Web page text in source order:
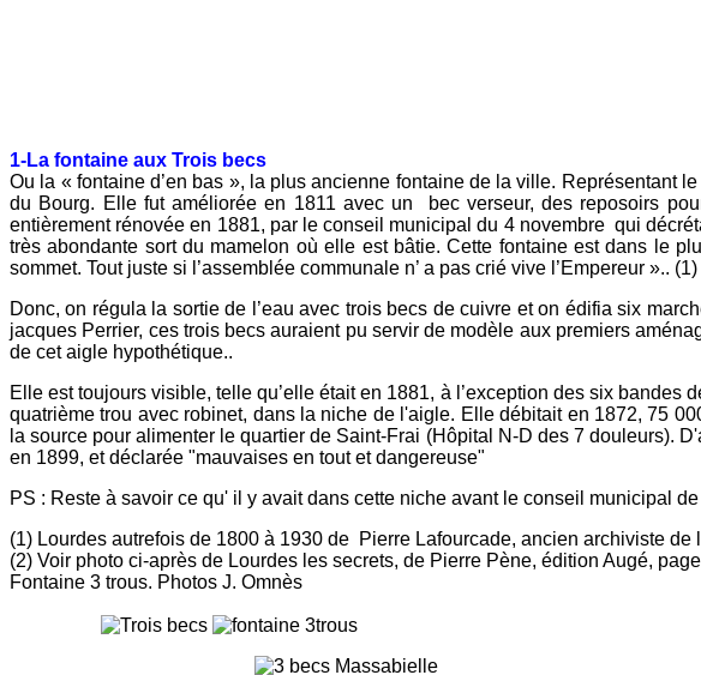
1-La fontaine aux Trois becs
Ou la « fontaine d’en bas », la plus ancienne fontaine de la ville. Représentant
du Bourg. Elle fut améliorée en 1811 avec un bec verseur, des reposoirs
entièrement rénovée en 1881, par le conseil municipal du 4 novembre qui
très abondante sort du mamelon où elle est bâtie. Cette fontaine est dans le
sommet. Tout juste si l’assemblée communale n’ a pas crié vive l’Empereur ».. (1)
Donc, on régula la sortie de l’eau avec trois becs de cuivre et on édifia six
jacques Perrier, ces trois becs auraient pu servir de modèle aux premiers
de cet aigle hypothétique..
Elle est toujours visible, telle qu’elle était en 1881, à l’exception des six
quatrième trou avec robinet, dans la niche de l'aigle. Elle débitait en 1872, 75
la source pour alimenter le quartier de Saint-Frai (Hôpital N-D des 7 douleurs).
en 1899, et déclarée "mauvaises en tout et dangereuse"
PS : Reste à savoir ce qu' il y avait dans cette niche avant le conseil municipal
(1) Lourdes autrefois de 1800 à 1930 de Pierre Lafourcade, ancien archiviste de
(2) Voir photo ci-après de Lourdes les secrets, de Pierre Pène, édition Augé,
Fontaine 3 trous. Photos J. Omnès